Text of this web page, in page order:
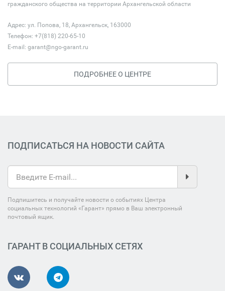
гражданского общества на территории Архангельской области
Адрес: ул. Попова, 18, Архангельск, 163000
Телефон: +7(818) 220-65-10
E-mail: garant@ngo-garant.ru
ПОДРОБНЕЕ О ЦЕНТРЕ
ПОДПИСАТЬСЯ НА НОВОСТИ САЙТА
Подпишитесь и получайте новости о событиях Центра
социальных технологий «Гарант» прямо в Ваш электронный
почтовый ящик.
ГАРАНТ В СОЦИАЛЬНЫХ СЕТЯХ